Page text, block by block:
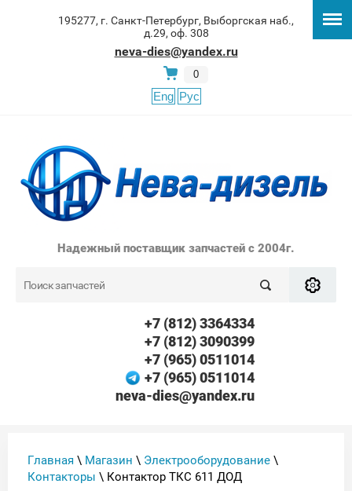
195277, г. Санкт-Петербург, Выборгская наб.,
д.29, оф. 308
neva-dies@yandex.ru
0
Eng Рус
Надежный поставщик запчастей с 2004г.
+7 (812) 3364334
+7 (812) 3090399
+7 (965) 0511014
+7 (965) 0511014
neva-dies@yandex.ru
Главная \ Магазин \ Электрооборудование \
Контакторы \ Контактор ТКС 611 ДОД